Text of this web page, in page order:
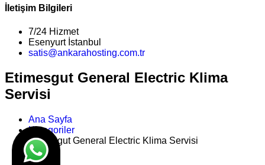
İletişim Bilgileri
7/24 Hizmet
Esenyurt İstanbul
satis@ankarahosting.com.tr
Etimesgut General Electric Klima
Servisi
Ana Sayfa
Kategoriler
Etimesgut General Electric Klima Servisi
>>